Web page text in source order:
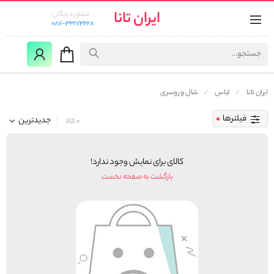
ایران تانا
مشاوره رایگان:
087-33173228
ایران تانا لباس شال و روسری
فیلترها جدیدترین 0 کالا
کالای برای نمایش وجود ندارد!
بازگشت به صفحه نخست